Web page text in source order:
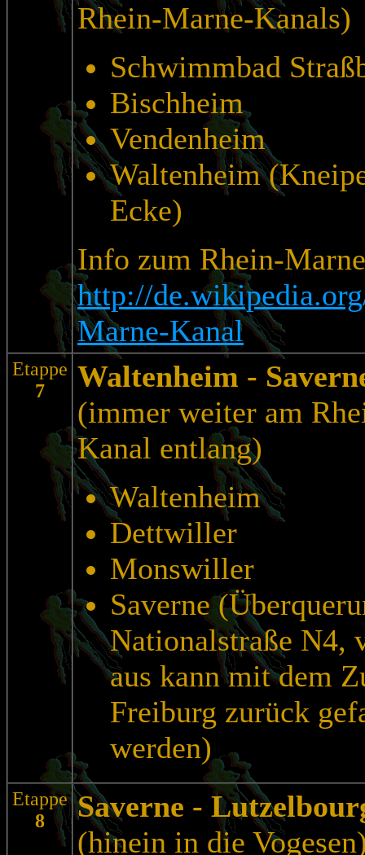
Rhein-Marne-Kanals)
Schwimmbad
Bischheim
Vendenheim
Waltenheim
Ecke)
Info zum Rhein-
http://
Marne-Kanal
Etappe
7
Waltenheim -
(immer weiter am
Kanal entlang)
Waltenheim
Dettwiller
Monswiller
Saverne
Nationalstraße N4,
aus kann mit dem
Freiburg zurück
werden)
Etappe
8
Saverne -
(hinein in die